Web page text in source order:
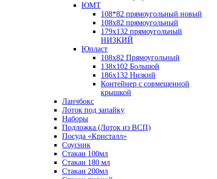
ЮМТ
108*82 прямоугольный новый
108х82 прямоугольный
179х132 прямоугольный
НИЗКИЙ
Юпласт
108х82 Прямоугольный
138х102 Большой
186х132 Низкий
Контейнер с совмещенной
крышкой
Ланчбокс
Лоток под запайку
Наборы
Подложка (Лоток из ВСП)
Посуда «Кристалл»
Соусник
Стакан 100мл
Стакан 180 мл
Стакан 200мл